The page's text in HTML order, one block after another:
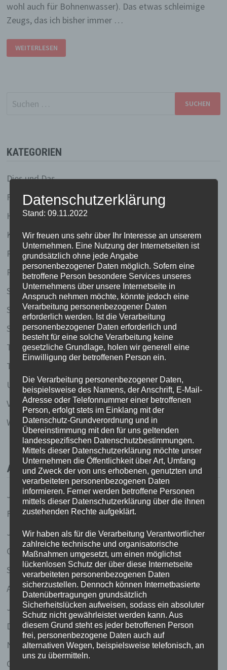
wohl auch für Bohnenwasser). Das etwas schleimige
Zeugs, das ich bisher immer …
AQUA
FABA
RULEZ!
WEITERLESEN
Suchen
KATEGORIEN
Dies und Das
Fundstücke
Held(inn)en des Tages
Küchenlatein
Redhead running (und andere sportliche Ambitionen
Reiselust
Schreibstube
Silkes Sinnsuche
Stille Gedanken
Thailand 2003
Thailand 2020
Uncategorized
Vietnam 2005/2006
Weise Worte (und Gedichte und so)
ARCHIV
Juli 2023
Februar 2020
Januar 2020
Oktober 2017
September 2017
April 2011
Januar 2008
Dezember 2007
November 2007
Oktober 2007
Datenschutzerklärung
Stand: 09.11.2022
Wir freuen uns sehr über Ihr Interesse an unserem
Unternehmen. Eine Nutzung der Internetseiten ist
grundsätzlich ohne jede Angabe
personenbezogener Daten möglich. Sofern eine
betroffene Person besondere Services unseres
Unternehmens über unsere Internetseite in
Anspruch nehmen möchte, könnte jedoch eine
Verarbeitung personenbezogener Daten
erforderlich werden. Ist die Verarbeitung
personenbezogener Daten erforderlich und
besteht für eine solche Verarbeitung keine
gesetzliche Grundlage, holen wir generell eine
Einwilligung der betroffenen Person ein.
Die Verarbeitung personenbezogener Daten,
beispielsweise des Namens, der Anschrift, E-Mail-
Adresse oder Telefonnummer einer betroffenen
Person, erfolgt stets im Einklang mit der
Datenschutz-Grundverordnung und in
Übereinstimmung mit den für uns geltenden
landesspezifischen Datenschutzbestimmungen.
Mittels dieser Datenschutzerklärung möchte unser
Unternehmen die Öffentlichkeit über Art, Umfang
und Zweck der von uns erhobenen, genutzten und
verarbeiteten personenbezogenen Daten
informieren. Ferner werden betroffene Personen
mittels dieser Datenschutzerklärung über die ihnen
zustehenden Rechte aufgeklärt.
Wir haben als für die Verarbeitung Verantwortlicher
zahlreiche technische und organisatorische
Maßnahmen umgesetzt, um einen möglichst
lückenlosen Schutz der über diese Internetseite
verarbeiteten personenbezogenen Daten
sicherzustellen. Dennoch können Internetbasierte
Datenübertragungen grundsätzlich
Sicherheitslücken aufweisen, sodass ein absoluter
Schutz nicht gewährleistet werden kann. Aus
diesem Grund steht es jeder betroffenen Person
frei, personenbezogene Daten auch auf
alternativen Wegen, beispielsweise telefonisch, an
uns zu übermitteln.